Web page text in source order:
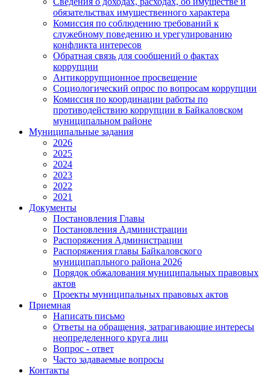
обязательствах имущественного характера
Комиссия по соблюдению требований к
служебному поведению и урегулированию
конфликта интересов
Обратная связь для сообщений о фактах
коррупции
Антикоррупционное просвещение
Социологический опрос по вопросам коррупции
Комиссия по координации работы по
противодействию коррупции в Байкаловском
муниципальном районе
Муниципальные задания
2026
2025
2024
2023
2022
2021
Документы
Постановления Главы
Постановления Администрации
Распоряжения Администрации
Распоряжения главы Байкаловского
муниципапльного района 2026
Порядок обжалования муниципальных правовых
актов
Проекты муниципальных правовых актов
Приемная
Написать письмо
Ответы на обращения, затрагивающие интересы
неопределенного круга лиц
Вопрос - ответ
Часто задаваемые вопросы
Контакты